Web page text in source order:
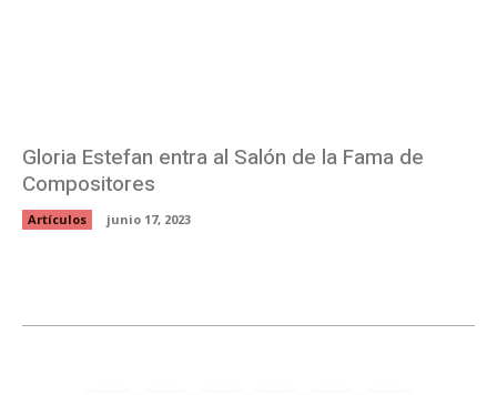
Gloria Estefan entra al Salón de la Fama de
Compositores
Artículos junio 17, 2023